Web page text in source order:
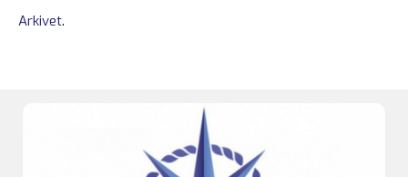
Arkivet.